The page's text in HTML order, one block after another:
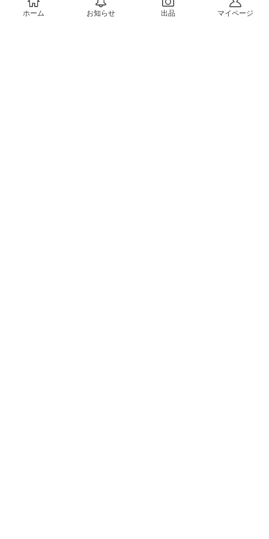
会社概要（運営会社）
ホーム お知らせ 出品 マイページ